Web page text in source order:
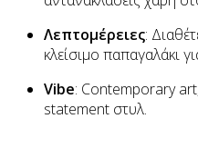
Λεπτομέρειες:
κλείσιμο παπαγαλάκι
Vibe: Contemporary
statement στυλ.